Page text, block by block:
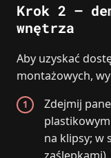
Krok 2 –
wnętrza
Aby uzyskać
montażowych,
Zdejmij
na klipsy; w